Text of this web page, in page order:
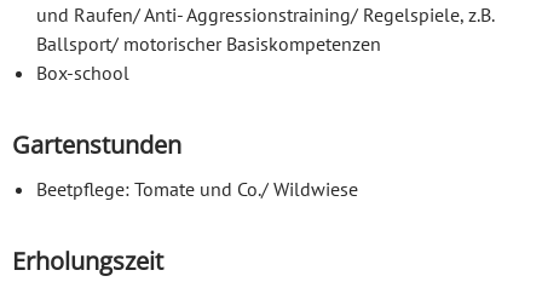
und Raufen/ Anti- Aggressionstraining/ Regelspiele, z.B.
Ballsport/ motorischer Basiskompetenzen
Box-school
Gartenstunden
Beetpflege: Tomate und Co./ Wildwiese
Erholungszeit